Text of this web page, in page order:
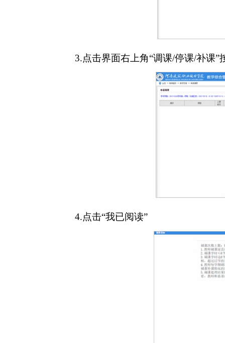
3.点击界面右上角“调课/停课/补课”
4.点击“我已阅读”